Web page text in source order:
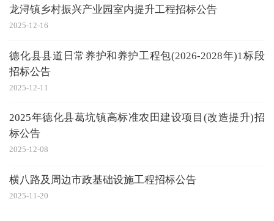
龙浔镇乡村振兴产业园室内提升工程招标公告
2025-12-16
德化县县道日常养护和养护工程包(2026-2028年)1标段
招标公告
2025-12-11
2025年德化县葛坑镇高标准农田建设项目(改造提升)招
标公告
2025-12-08
横八路及周边市政基础设施工程招标公告
2025-11-20